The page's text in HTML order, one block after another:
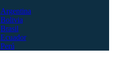
Argentina
Bolivia
Brasil
Ecuador
Perú